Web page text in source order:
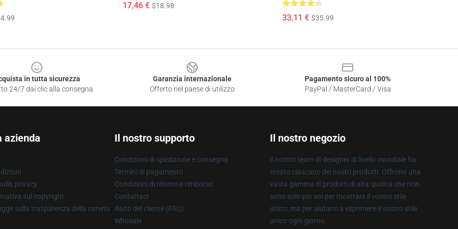
17,46 € $18.98
33,11 € $35.99
in tutta sicurezza
24/7 dai clic alla consegna
Garanzia internazionale
Offerto nel paese di utilizzo
Pagamento sicuro al 100%
PayPal / MasterCard / Visa
azienda
privacy
sul copyright
sulla trasparenza della catena
Il nostro supporto
Condizioni di spedizione e consegna
Termini di pagamento
Condizioni di ritorno e rimborso
Contattaci
Aiuto del cliente (FAQ)
Whosale
Il nostro negozio
Il nostro team di designer di livello mondiale ha
creato ciascuno dei nostri prodotti. Offrono una
vasta gamma di prodotti di alta qualità che non
sono solo per voi per mostrare il vostro stile
unico, ma per aiutarvi a esprimere il vostro stile
unico ogni giorno.